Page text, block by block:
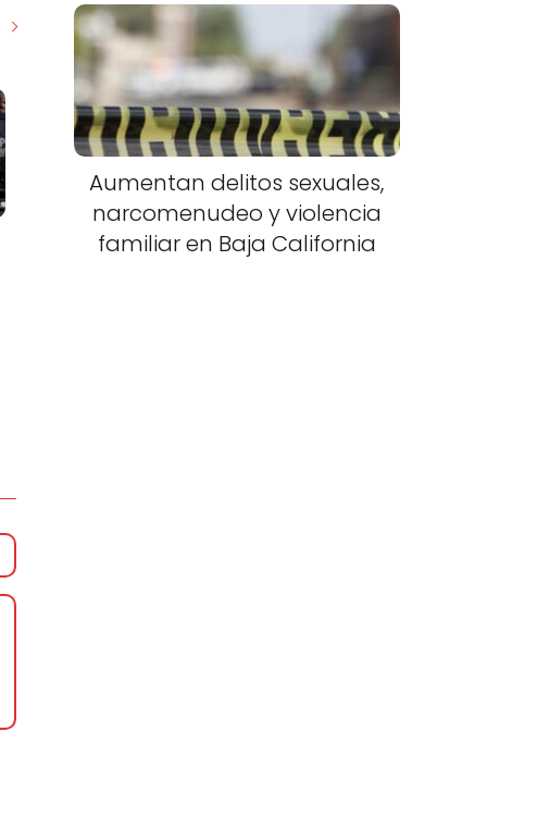
Aumentan delitos sexuales,
narcomenudeo y violencia
familiar en Baja California